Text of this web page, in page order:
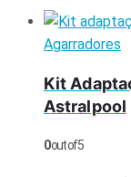
Agarradores
Kit
Astralpool
0out of 5